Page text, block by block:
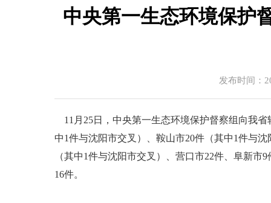
中央第一生态环境保护
发布时间：
11月25日，中央第一生态环境保护督察组向我省
中1件与沈阳市交叉）、鞍山市20件（其中1件与
（其中1件与沈阳市交叉）、营口市22件、阜新
16件。